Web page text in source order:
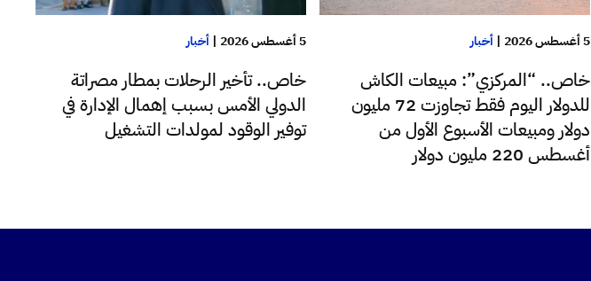
5 أغسطس 2026 |أخبار
خاص.. “المركزي”: مبيعات الكاش
للدولار اليوم فقط تجاوزت 72 مليون
دولار ومبيعات الأسبوع الأول من
أغسطس 220 مليون دولار
5 أغسطس 2026 |أخبار
خاص.. تأخير الرحلات بمطار مصراتة
الدولي الأمس بسبب إهمال الإدارة في
توفير الوقود لمولدات التشغيل